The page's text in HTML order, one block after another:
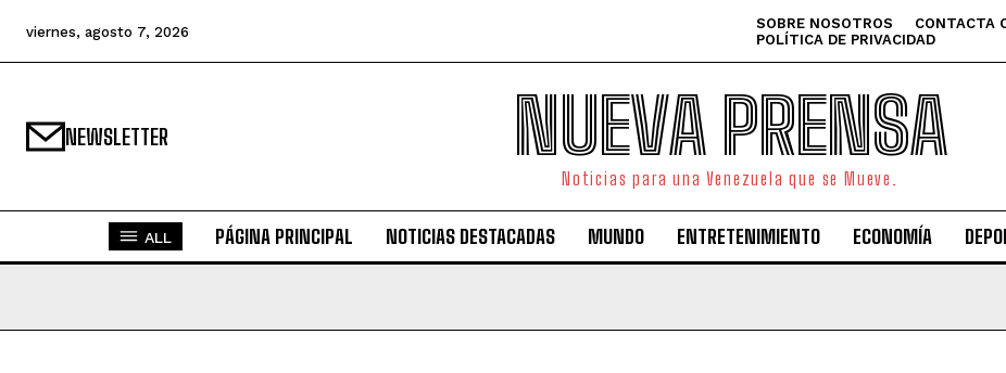
viernes, agosto 7, 2026 SOBRE NOSOTROS CONTACTA
POLÍTICA DE PRIVACIDAD
NEWSLETTER NUEVA PRENSA
Noticias para una Venezuela que se Mueve.
ALL PÁGINA PRINCIPAL NOTICIAS DESTACADAS MUNDO ENTRETENIMIENTO ECONOMÍA